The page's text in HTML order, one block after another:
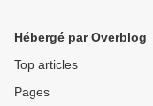
Hébergé par Overblog
Top articles
Pages